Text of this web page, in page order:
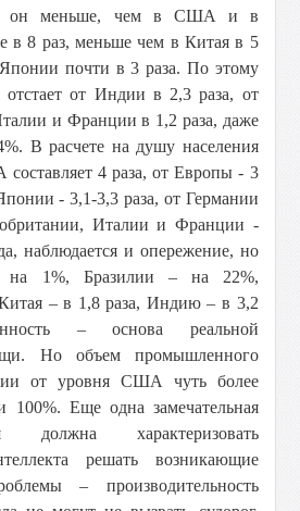
он меньше, чем в США и в
в 8 раз, меньше чем в Китая в 5
почти в 3 раза. По этому
отстает от Индии в 2,3 раза, от
и Франции в 1,2 раза, даже
В расчете на душу населения
4 раза, от Европы - 3
- 3,1-3,3 раза, от Германии
Италии и Франции -
наблюдается и опережение, но
на 1%, Бразилии – на 22%,
– в 1,8 раза, Индию – в 3,2
– основа реальной
Но объем промышленного
от уровня США чуть более
100%. Еще одна замечательная
должна характеризовать
решать возникающие
– производительность